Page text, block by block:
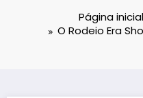
Página inicial
O Rodeio Era